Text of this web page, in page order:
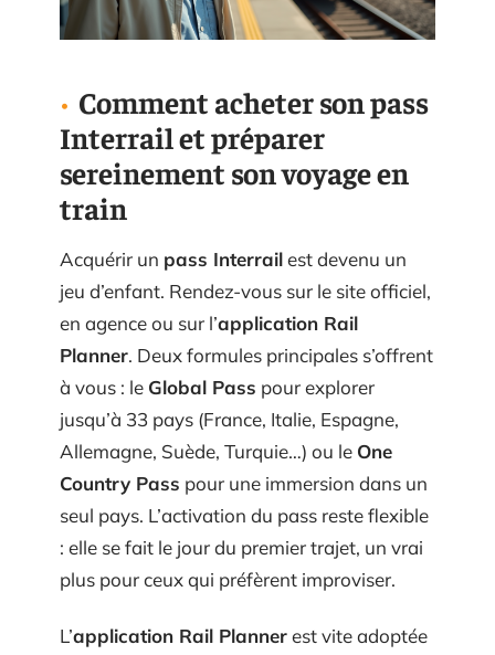
Comment acheter son pass
Interrail et préparer
sereinement son voyage en
train
Acquérir un pass Interrailest devenu un
jeu d’enfant. Rendez-vous sur le site officiel,
en agence ou sur l’application Rail
Planner. Deux formules principales s’offrent
à vous : le Global Pass pour explorer
jusqu’à 33 pays (France, Italie, Espagne,
Allemagne, Suède, Turquie…) ou le One
Country Pass pour une immersion dans un
seul pays. L’activation du pass reste flexible
: elle se fait le jour du premier trajet, un vrai
plus pour ceux qui préfèrent improviser.
L’application Rail Plannerest vite adoptée